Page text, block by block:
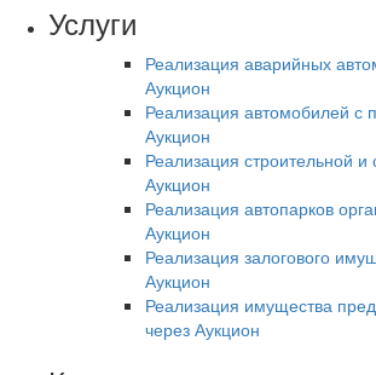
Услуги
Реализация аварийных
Аукцион
Реализация автомобилей с
Аукцион
Реализация строительной и
Аукцион
Реализация автопарков
Аукцион
Реализация залогового
Аукцион
Реализация имущества
через Аукцион